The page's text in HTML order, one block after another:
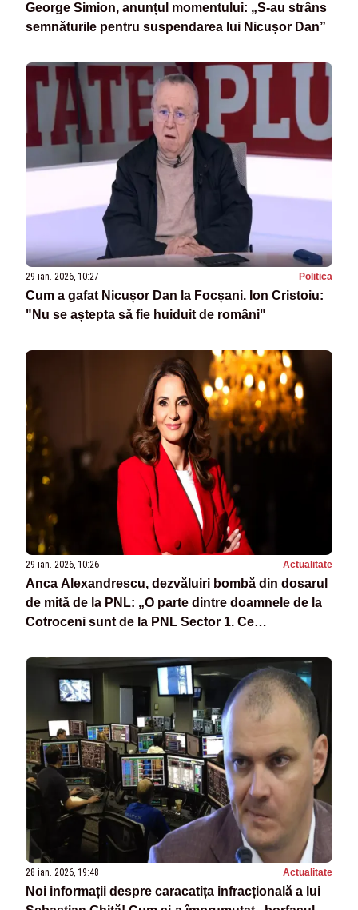
George Simion, anunțul momentului: „S-au strâns
semnăturile pentru suspendarea lui Nicușor Dan”
29 ian. 2026, 10:27 Politica
Cum a gafat Nicușor Dan la Focșani. Ion Cristoiu:
"Nu se aștepta să fie huiduit de români"
29 ian. 2026, 10:26 Actualitate
Anca Alexandrescu, dezvăluiri bombă din dosarul
de mită de la PNL: „O parte dintre doamnele de la
Cotroceni sunt de la PNL Sector 1. Ce
28 ian. 2026, 19:48 Actualitate
Noi informații despre caracatița infracțională a lui